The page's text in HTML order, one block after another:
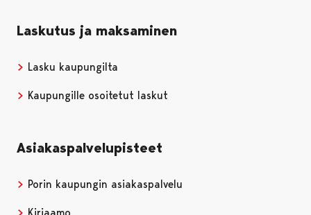
Laskutus ja maksaminen
Lasku kaupungilta
Kaupungille osoitetut laskut
Asiakaspalvelupisteet
Porin kaupungin asiakaspalvelu